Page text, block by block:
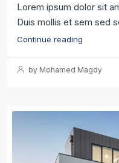
Lorem ipsum dolor sit
Duis mollis et sem sed
Continue reading
by Mohamed Magdy